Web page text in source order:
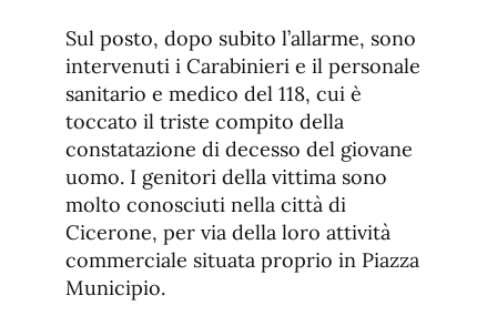
Sul posto, dopo subito l’allarme, sono
intervenuti i Carabinieri e il personale
sanitario e medico del 118, cui è
toccato il triste compito della
constatazione di decesso del giovane
uomo. I genitori della vittima sono
molto conosciuti nella città di
Cicerone, per via della loro attività
commerciale situata proprio in Piazza
Municipio.